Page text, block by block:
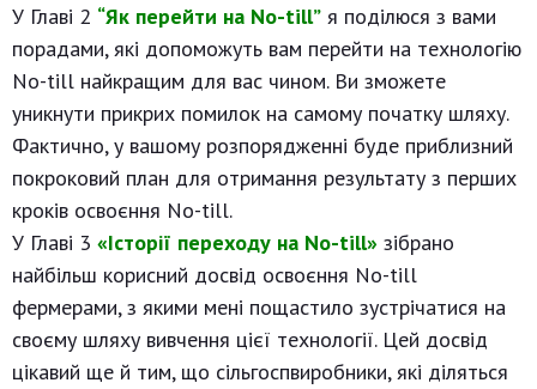
У Главі 2 “Як перейти на No-till” я поділюся з вами
порадами, які допоможуть вам перейти на технологію
No-till найкращим для вас чином. Ви зможете
уникнути прикрих помилок на самому початку шляху.
Фактично, у вашому розпорядженні буде приблизний
покроковий план для отримання результату з перших
кроків освоєння No-till.
У Главі 3 «Історії переходу на No-till» зібрано
найбільш корисний досвід освоєння No-till
фермерами, з якими мені пощастило зустрічатися на
своєму шляху вивчення цієї технології. Цей досвід
цікавий ще й тим, що сільгоспвиробники, які діляться